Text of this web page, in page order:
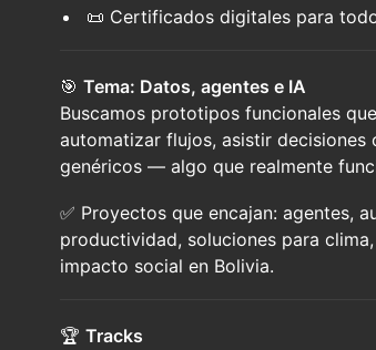
📜 Certificados digitales para
🎯 Tema: Datos, agentes e IA
Buscamos prototipos funcionales
automatizar flujos, asistir
genéricos — algo que realmente
✅ Proyectos que encajan: agentes,
productividad, soluciones para
impacto social en Bolivia.
🏆 Tracks